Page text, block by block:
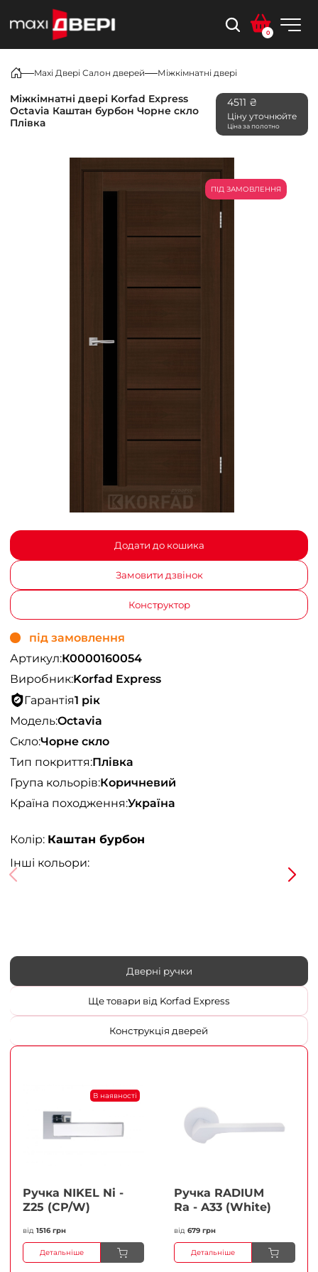
0
Maxi Двері Салон дверей Міжкімнатні двері
Міжкімнатні двері Korfad Express
Octavia Каштан бурбон Чорне скло
Плівка
4511 ₴
Ціну уточнюйте
Ціна за полотно
ПІД ЗАМОВЛЕННЯ
Додати до кошика
Замовити дзвінок
Конструктор
під замовлення
Артикул:К0000160054
Виробник:Korfad Express
Гарантія1 рік
Модель:Octavia
Скло:Чорне скло
Тип покриття:Плівка
Група кольорів:Коричневий
Країна походження:Україна
Колір: Каштан бурбон
Інші кольори:
Дверні ручки
Ще товари від Korfad Express
Конструкція дверей
В наявності
Ручка NIKEL Ni -
Z25 (CP/W)
від 1516 грн
Детальніше
Ручка RADIUM
Ra - A33 (White)
від 679 грн
Детальніше